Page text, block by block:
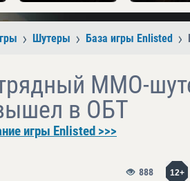
Шутеры База игры Enlisted
ММО-
в ОБТ
игры Enlisted >>>
12+
888